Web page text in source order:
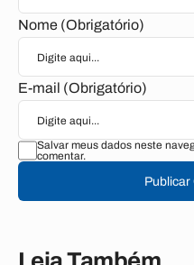
Nome (Obrigatório)
E-mail (Obrigatório)
Salvar meus dados neste
comentar.
Publicar